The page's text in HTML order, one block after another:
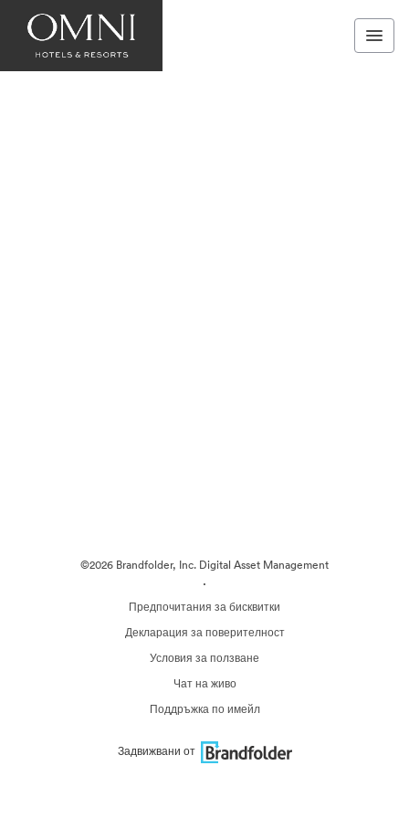
©2026 Brandfolder, Inc. Digital Asset Management
·
Предпочитания за бисквитки
Декларация за поверителност
Условия за ползване
Чат на живо
Поддръжка по имейл
Задвижвани от